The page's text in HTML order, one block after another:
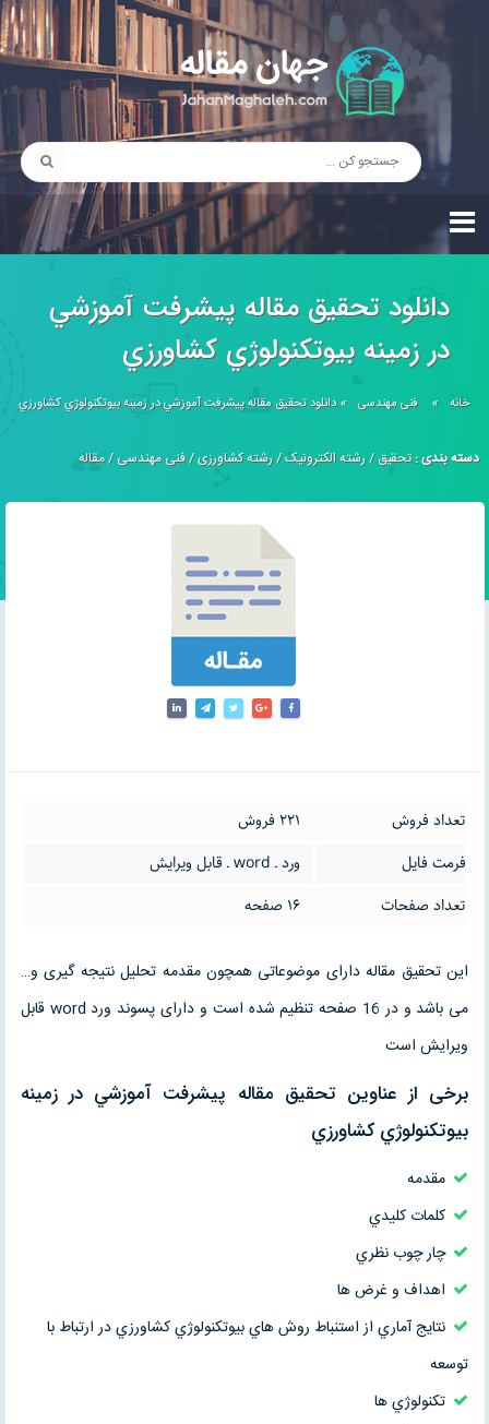
دانلود تحقیق مقاله پيشرفت آموزشي
در زمينه بيوتكنولوژي كشاورزي
خانه » فنی مهندسی »دانلود تحقیق مقاله پيشرفت آموزشي در زمينه بيوتكنولوژي كشاورزي
دسته بندی :تحقیق/رشته الکترونیک/رشته کشاورزی/فنی مهندسی/مقاله
تعداد فروش
221 فروش
فرمت فایل
ورد ـ word ـ قابل ویرایش
تعداد صفحات
16 صفحه
این تحقیق مقاله دارای موضوعاتی همچون مقدمه تحلیل نتیجه گیری و…
می باشد و در 16 صفحه تنظیم شده است و دارای پسوند ورد word قابل
ویرایش است
برخی از عناوین تحقیق مقاله پيشرفت آموزشي در زمينه
بيوتكنولوژي كشاورزي
مقدمه
كلمات كليدي
چار چوب نظري
اهداف و غرض ها
نتايج آماري از استنباط روش هاي بيوتكنولوژي كشاورزي در ارتباط با
توسعه
تكنولوژي ها